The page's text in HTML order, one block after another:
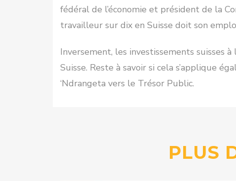
fédéral de l’économie et président de la
travailleur sur dix en Suisse doit son
Inversement, les investissements suisses
Suisse. Reste à savoir si cela s’applique
‘Ndrangeta vers le Trésor Public.
PLUS